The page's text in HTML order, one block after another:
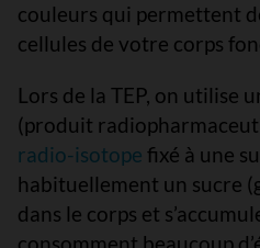
couleurs qui permettent
cellules de votre corps
Lors de la TEP, on utilise
(produit
radio-isotope fixé à une
habituellement un sucre
dans le corps et